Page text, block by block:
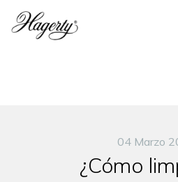
04 Marzo
¿Cómo